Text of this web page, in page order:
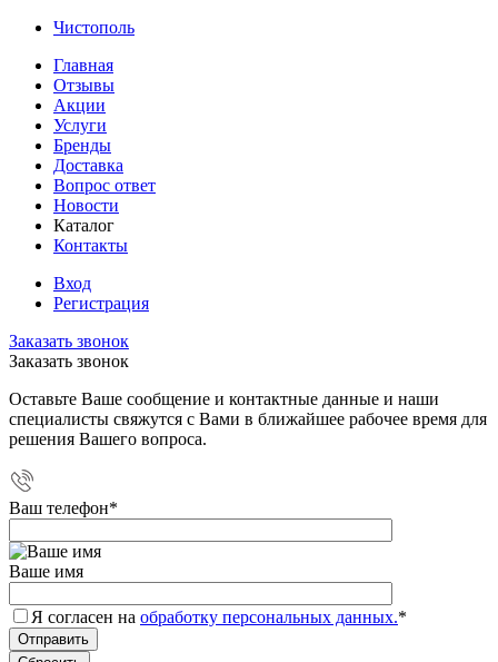
Чистополь
Главная
Отзывы
Акции
Услуги
Бренды
Доставка
Вопрос ответ
Новости
Каталог
Контакты
Вход
Регистрация
Заказать звонок
Заказать звонок
Оставьте Ваше сообщение и контактные данные и наши
специалисты свяжутся с Вами в ближайшее рабочее время для
решения Вашего вопроса.
Ваш телефон*
Ваше имя
Я согласен на обработку персональных данных.*